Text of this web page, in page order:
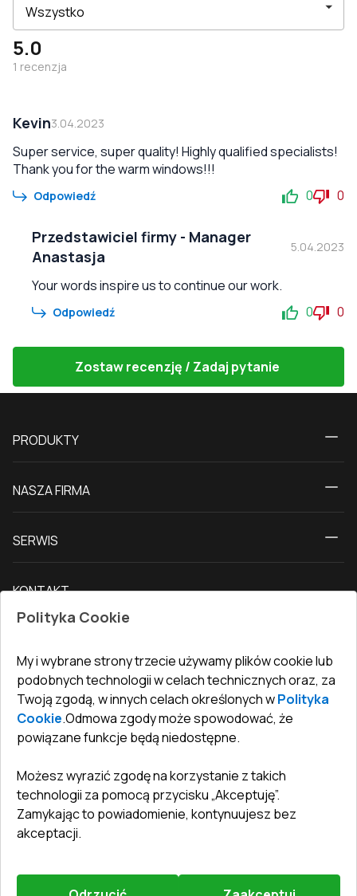
5.0
1 recenzja
Kevin3.04.2023
Super service, super quality! Highly qualified specialists!
Thank you for the warm windows!!!
Odpowiedź 0 0
Przedstawiciel firmy - Manager
Anastasja
5.04.2023
Your words inspire us to continue our work.
Odpowiedź 0 0
Zostaw recenzję / Zadaj pytanie
PRODUKTY
Okna
Drzwi balkonowe
NASZA FIRMA
Kontakt z nami
Dla firm, współpraca
SERWIS
Warunki zwrotu towarów
Gwarancja
KONTAKT
Biuro:ul. Święty Marcin 29/8, 61-806 Poznań
undefined(undefined)
info@toptechnik.com.pl
Polityka prywatności
REGULAMIN
Polityka Cookie
My i wybrane strony trzecie używamy plików cookie lub
podobnych technologii w celach technicznych oraz, za
Twoją zgodą, w innych celach określonych wPolityka
Cookie.Odmowa zgody może spowodować, że
powiązane funkcje będą niedostępne.
Możesz wyrazić zgodę na korzystanie z takich
technologii za pomocą przycisku „Akceptuję”.
Zamykając to powiadomienie, kontynuujesz bez
akceptacji.